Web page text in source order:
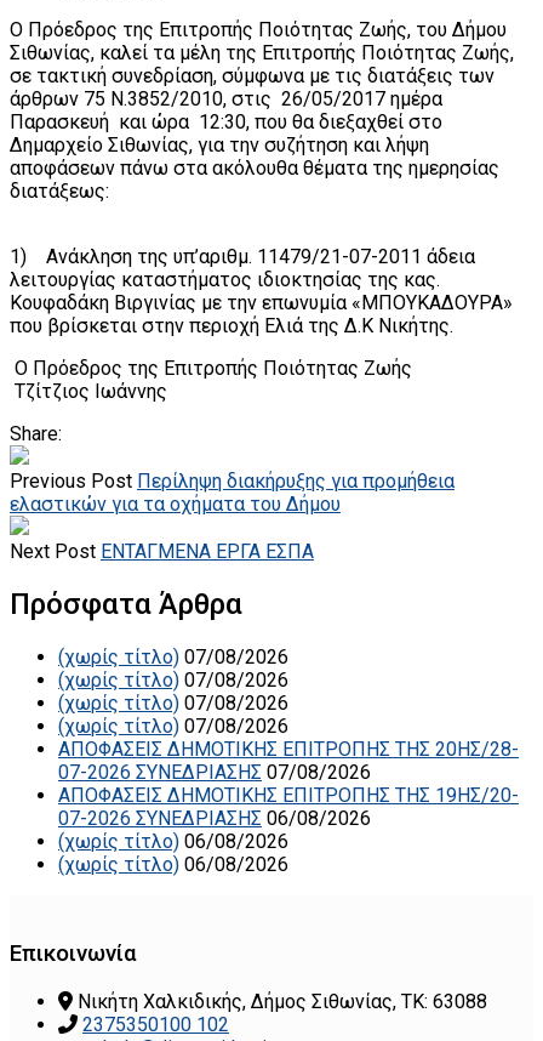
Ο Πρόεδρος της Επιτροπής Ποιότητας Ζωής, του Δήμου
Σιθωνίας, καλεί τα μέλη της Επιτροπής Ποιότητας Ζωής,
σε τακτική συνεδρίαση, σύμφωνα με τις διατάξεις των
άρθρων 75 Ν.3852/2010, στις 26/05/2017 ημέρα
Παρασκευή και ώρα 12:30, που θα διεξαχθεί στο
Δημαρχείο Σιθωνίας, για την συζήτηση και λήψη
αποφάσεων πάνω στα ακόλουθα θέματα της ημερησίας
διατάξεως:
1) Ανάκληση της υπ’αριθμ. 11479/21-07-2011 άδεια
λειτουργίας καταστήματος ιδιοκτησίας της κας.
Κουφαδάκη Βιργινίας με την επωνυμία «ΜΠΟΥΚΑΔΟΥΡΑ»
που βρίσκεται στην περιοχή Ελιά της Δ.Κ Νικήτης.
Ο Πρόεδρος της Επιτροπής Ποιότητας Ζωής
Τζίτζιος Ιωάννης
Share:
Previous Post Περίληψη διακήρυξης για προμήθεια
ελαστικών για τα οχήματα του Δήμου
Next Post ΕΝΤΑΓΜΕΝΑ ΕΡΓΑ ΕΣΠΑ
Πρόσφατα Άρθρα
(χωρίς τίτλο) 07/08/2026
(χωρίς τίτλο) 07/08/2026
(χωρίς τίτλο) 07/08/2026
(χωρίς τίτλο) 07/08/2026
ΑΠΟΦΑΣΕΙΣ ΔΗΜΟΤΙΚΗΣ ΕΠΙΤΡΟΠΗΣ ΤΗΣ 20ΗΣ/28-
07-2026 ΣΥΝΕΔΡΙΑΣΗΣ 07/08/2026
ΑΠΟΦΑΣΕΙΣ ΔΗΜΟΤΙΚΗΣ ΕΠΙΤΡΟΠΗΣ ΤΗΣ 19ΗΣ/20-
07-2026 ΣΥΝΕΔΡΙΑΣΗΣ 06/08/2026
(χωρίς τίτλο) 06/08/2026
(χωρίς τίτλο) 06/08/2026
Επικοινωνία
Νικήτη Χαλκιδικής, Δήμος Σιθωνίας, ΤΚ: 63088
2375350100 102